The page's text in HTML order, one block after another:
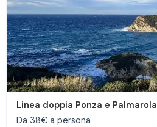
Linea doppia Ponza e Palmarola
Da 38€ a persona